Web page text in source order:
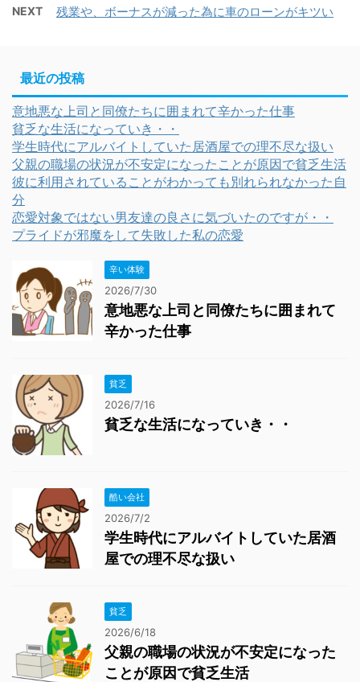
NEXT 残業や、ボーナスが減った為に車のローンがキツい
最近の投稿
意地悪な上司と同僚たちに囲まれて辛かった仕事
貧乏な生活になっていき・・
学生時代にアルバイトしていた居酒屋での理不尽な扱い
父親の職場の状況が不安定になったことが原因で貧乏生活
彼に利用されていることがわかっても別れられなかった自
分
恋愛対象ではない男友達の良さに気づいたのですが・・
プライドが邪魔をして失敗した私の恋愛
辛い体験
2026/7/30
意地悪な上司と同僚たちに囲まれて
辛かった仕事
貧乏
2026/7/16
貧乏な生活になっていき・・
酷い会社
2026/7/2
学生時代にアルバイトしていた居酒
屋での理不尽な扱い
貧乏
2026/6/18
父親の職場の状況が不安定になった
ことが原因で貧乏生活